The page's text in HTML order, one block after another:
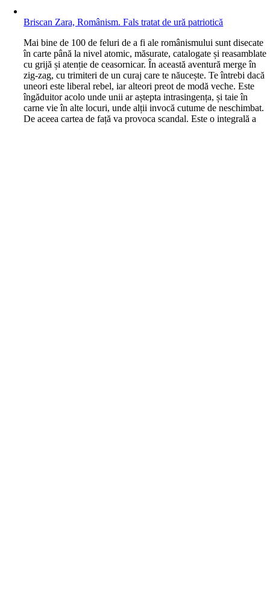
Briscan Zara, Românism. Fals tratat de ură patriotică
Mai bine de 100 de feluri de a fi ale românismului sunt disecate
în carte până la nivel atomic, măsurate, catalogate și reasamblate
cu grijă și atenție de ceasornicar. În această aventură merge în
zig-zag, cu trimiteri de un curaj care te năucește. Te întrebi dacă
uneori este liberal rebel, iar alteori preot de modă veche. Este
îngăduitor acolo unde unii ar aștepta intrasingența, și taie în
carne vie în alte locuri, unde alții invocă cutume de neschimbat.
De aceea cartea de față va provoca scandal. Este o integrală a